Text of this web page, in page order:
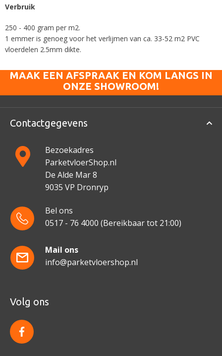
Verbruik
250 - 400 gram per m2.
1 emmer is genoeg voor het verlijmen van ca. 33-52 m2 PVC
vloerdelen 2.5mm dikte.
MAAK EEN AFSPRAAK EN KOM LANGS IN
ONZE SHOWROOM!
Contactgegevens
Bezoekadres
ParketvloerShop.nl
De Alde Mar 8
9035 VP Dronryp
Bel ons
0517 - 76 4000 (Bereikbaar tot 21:00)
Mail ons
info@parketvloershop.nl
Volg ons
f
a
c